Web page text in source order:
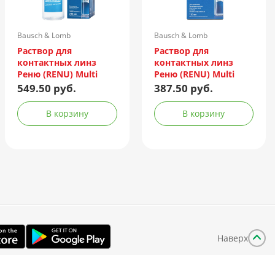
Bausch & Lomb
Incorporated/Италия
Раствор для
контактных линз
Реню (RENU) Multi
Plus 240мл +
контейнер
549.50 руб.
В корзину
Bausch & Lomb
Incorporated/Италия
Раствор для
контактных линз
Реню (RENU) Multi
Plus 120мл +
контейнер
387.50 руб.
В корзину
Наверх